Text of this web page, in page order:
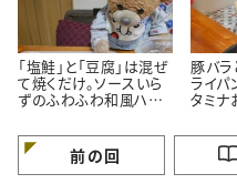
「塩鮭」と「豆腐」は混ぜ
て焼くだけ。ソースいら
ずのふわふわ和風ハン
豚バラ
ライパ
タミナ
前の回